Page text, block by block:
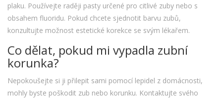
plaku. Používejte raději pasty určené pro citlivé zuby nebo s
obsahem fluoridu. Pokud chcete sjednotit barvu zubů,
konzultujte možnost estetické korekce se svým lékařem.
Co dělat, pokud mi vypadla zubní
korunka?
Nepokoušejte si ji přilepit sami pomocí lepidel z domácnosti,
mohly byste poškodit zub nebo korunku. Kontaktujte svého